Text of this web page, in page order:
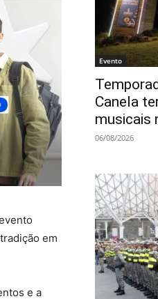
em
e a
Evento
Canela
musicais
06/08/2026